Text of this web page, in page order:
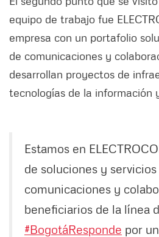
equipo de trabajo fue
empresa con un portafolio
de comunicaciones y
desarrollan proyectos de
tecnologías de la información
Estamos en
de soluciones y servicios
comunicaciones y
beneficiarios de la línea
#BogotáResponde por